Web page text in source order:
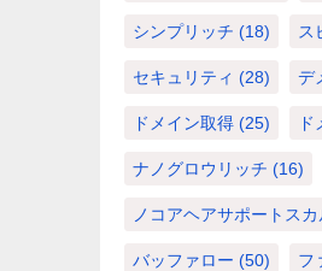
シンプリッチ (18) ス
セキュリティ (28) デ
ドメイン取得 (25)
ナノグロウリッチ (16)
ノコアヘアサポートス
バッファロー (50) フ